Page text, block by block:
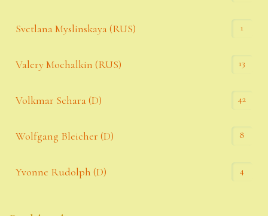
Svetlana Myslinskaya (RUS) 1
Valery Mochalkin (RUS) 13
Volkmar Schara (D) 42
Wolfgang Bleicher (D) 8
Yvonne Rudolph (D) 4